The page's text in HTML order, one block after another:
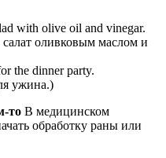
with olive oil and vinegar.
оливковым маслом и
the dinner party.
ужина.)
то В медицинском
обработку раны или